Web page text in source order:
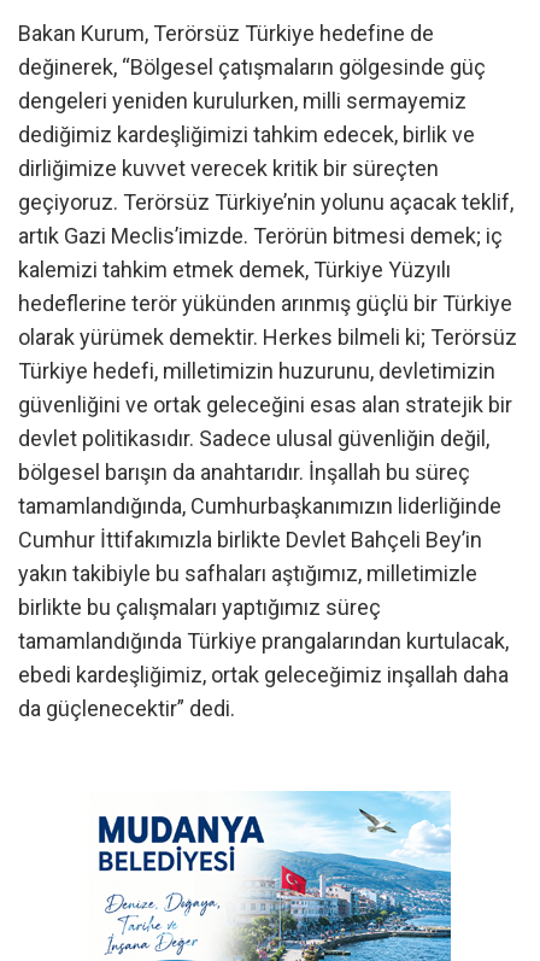
Bakan Kurum, Terörsüz Türkiye hedefine de
değinerek, “Bölgesel çatışmaların gölgesinde güç
dengeleri yeniden kurulurken, milli sermayemiz
dediğimiz kardeşliğimizi tahkim edecek, birlik ve
dirliğimize kuvvet verecek kritik bir süreçten
geçiyoruz. Terörsüz Türkiye’nin yolunu açacak teklif,
artık Gazi Meclis’imizde. Terörün bitmesi demek; iç
kalemizi tahkim etmek demek, Türkiye Yüzyılı
hedeflerine terör yükünden arınmış güçlü bir Türkiye
olarak yürümek demektir. Herkes bilmeli ki; Terörsüz
Türkiye hedefi, milletimizin huzurunu, devletimizin
güvenliğini ve ortak geleceğini esas alan stratejik bir
devlet politikasıdır. Sadece ulusal güvenliğin değil,
bölgesel barışın da anahtarıdır. İnşallah bu süreç
tamamlandığında, Cumhurbaşkanımızın liderliğinde
Cumhur İttifakımızla birlikte Devlet Bahçeli Bey’in
yakın takibiyle bu safhaları aştığımız, milletimizle
birlikte bu çalışmaları yaptığımız süreç
tamamlandığında Türkiye prangalarından kurtulacak,
ebedi kardeşliğimiz, ortak geleceğimiz inşallah daha
da güçlenecektir” dedi.